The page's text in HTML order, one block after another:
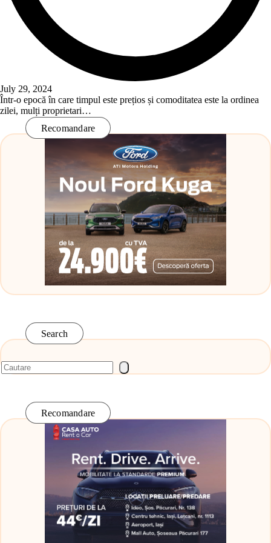
July 29, 2024
Într-o epocă în care timpul este prețios și comoditatea este la ordinea
zilei, mulți proprietari…
Read More
Recomandare
Search
Recomandare